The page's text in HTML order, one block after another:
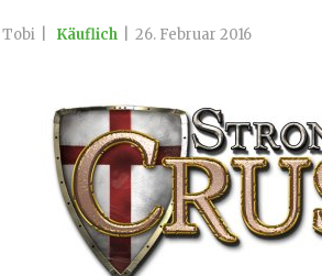
Tobi Käuflich 26. Februar 2016